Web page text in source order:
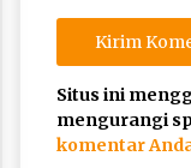
Situs ini
mengurangi
komentar